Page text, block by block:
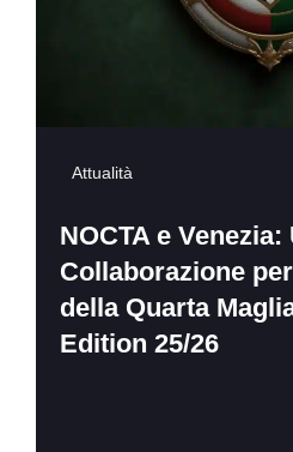
Attualità
NOCTA e Venezia:
Collaborazione
della Quarta
Edition 25/26